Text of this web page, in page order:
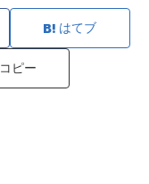
はてブ
コピー